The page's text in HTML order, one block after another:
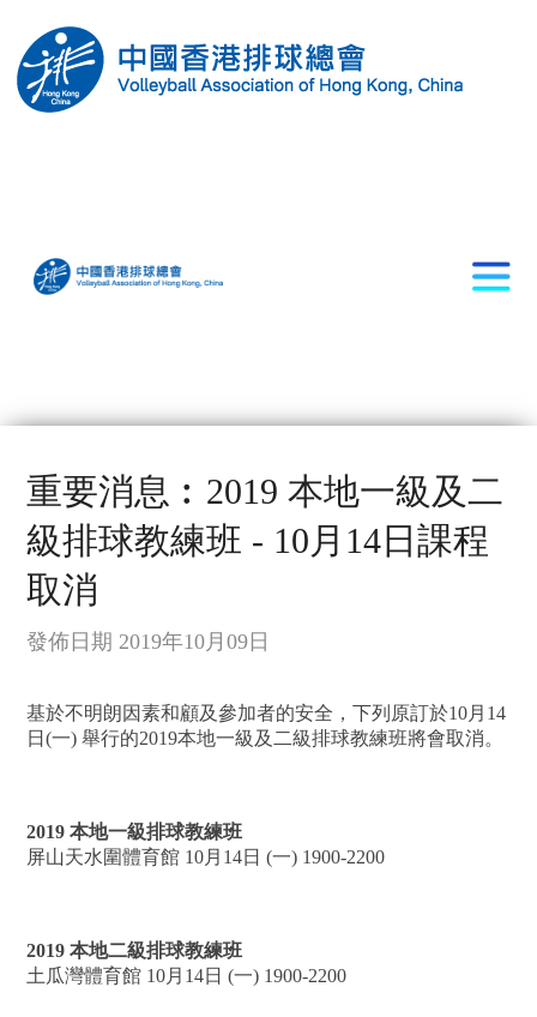
重要消息︰2019 本地一級及二
級排球教練班 - 10月14日課程
取消
發佈日期 2019年10月09日
基於不明朗因素和顧及參加者的安全，下列原訂於10月14
日(一) 舉行的2019本地一級及二級排球教練班將會取消。
2019 本地一級排球教練班
屏山天水圍體育館 10月14日 (一) 1900-2200
2019 本地二級排球教練班
土瓜灣體育館 10月14日 (一) 1900-2200